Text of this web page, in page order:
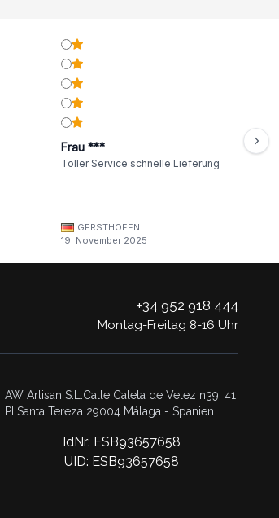
Frau ***
Toller Service schnelle Lieferung
GERSTHOFEN
19. November 2025
+34 952 918 444
Montag-Freitag 8-16 Uhr
AW Artisan S.L.Calle Caleta de Velez n39, 41
PI Santa Tereza 29004 Málaga - Spanien
IdNr: ESB93657658
UID: ESB93657658